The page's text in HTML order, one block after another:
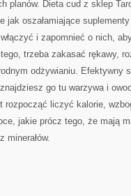
planów. Dieta cud z sklep
jak oszałamiające
i zapomnieć o nich,
trzeba zakasać rękawy,
odżywianiu. Efektywny
go tu warzywa i
rozpocząć liczyć kalorie,
jakie prócz tego, że mają
minerałów.